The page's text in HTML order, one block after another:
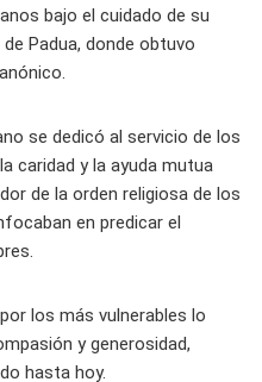
bajo el cuidado de su
Padua, donde obtuvo
se dedicó al servicio de los
caridad y la ayuda mutua
de la orden religiosa de los
en predicar el
los más vulnerables lo
y generosidad,
hasta hoy.